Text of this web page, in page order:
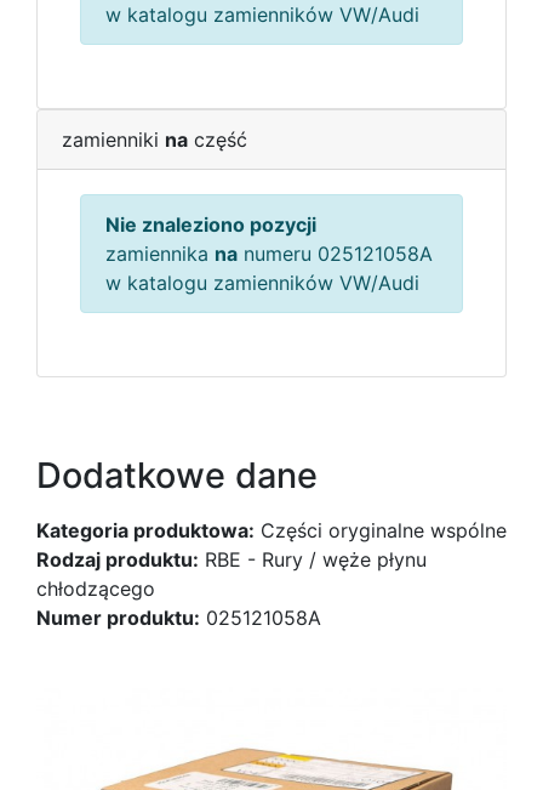
w katalogu zamienników VW/Audi
zamienniki na część
Nie znaleziono pozycji
zamiennika na numeru 025121058A
w katalogu zamienników VW/Audi
Dodatkowe dane
Kategoria produktowa: Części oryginalne wspólne
Rodzaj produktu: RBE - Rury / węże płynu
chłodzącego
Numer produktu: 025121058A